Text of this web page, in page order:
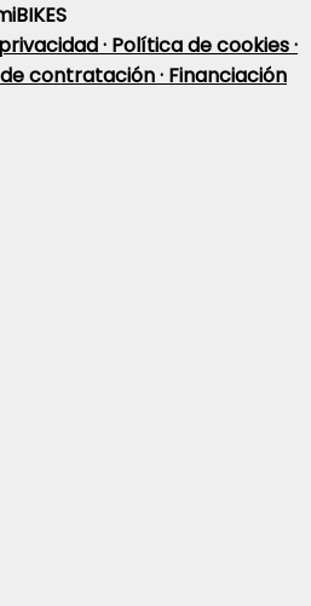
· Política de cookies ·
contratación · Financiación